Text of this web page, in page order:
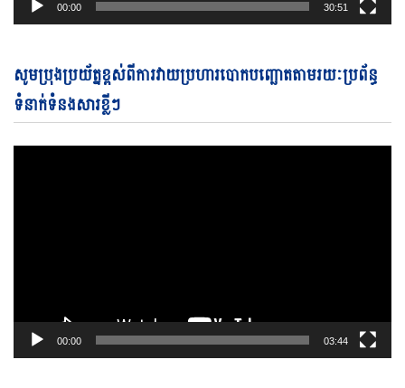
00:00 30:51
សូមប្រុងប្រយ័ត្នខ្ពស់ពីការវាយប្រហារបោកបញ្ឆោតតាមរយៈប្រព័ន្ធ
ទំនាក់ទំនងសារខ្លីៗ
00:00 03:44